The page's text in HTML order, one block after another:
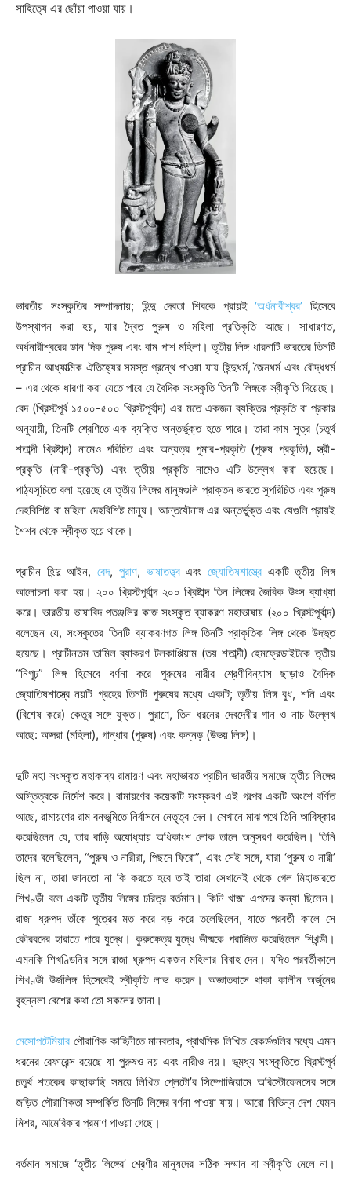
সাহিত্যে এর ছোঁয়া পাওয়া যায়।
ভারতীয় সংস্কৃতির সম্পাদনায়; হিন্দু দেবতা শিবকে প্রায়ই‘অর্ধনারীশ্বর’ হিসেবে
উপস্থাপন করা হয়, যার দ্বৈত পুরুষ ও মহিলা প্রতিকৃতি আছে। সাধারণত,
অর্ধনারীশ্বরের ডান দিক পুরুষ এবং বাম পাশ মহিলা। তৃতীয় লিঙ্গ ধারনাটি ভারতের তিনটি
প্রাচীন আধ্যাত্মিক ঐতিহ্যের সমস্ত গ্রন্থে পাওয়া যায় হিন্দুধর্ম, জৈনধর্ম এবং বৌদ্ধধর্ম
– এর থেকে ধারণা করা যেতে পারে যে বৈদিক সংস্কৃতি তিনটি লিঙ্গকে স্বীকৃতি দিয়েছে।
বেদ (খ্রিস্টপূর্ব ১৫০০-৫০০ খ্রিস্টপূর্বাব্দ) এর মতে একজন ব্যক্তির প্রকৃতি বা প্রকার
অনুযায়ী, তিনটি শ্রেণিতে এক ব্যক্তি অন্তর্ভুক্ত হতে পারে। তারা কাম সূত্র (চতুর্থ
শতাব্দী খ্রিষ্টাব্দ) নামেও পরিচিত এবং অন্যত্র পুমার-প্রকৃতি (পুরুষ প্রকৃতি), স্ত্রী-
প্রকৃতি (নারী-প্রকৃতি) এবং তৃতীয় প্রকৃতি নামেও এটি উল্লেখ করা হয়েছে।
পাঠ্যসূচিতে বলা হয়েছে যে তৃতীয় লিঙ্গের মানুষগুলি প্রাক্তন ভারতে সুপরিচিত এবং পুরুষ
দেহবিশিষ্ট বা মহিলা দেহবিশিষ্ট মানুষ। আন্তযৌনাঙ্গ এর অন্তর্ভুক্ত এবং যেগুলি প্রায়ই
শৈশব থেকে স্বীকৃত হয়ে থাকে।
প্রাচীন হিন্দু আইন,বেদ, পুরাণ, ভাষাতত্ত্বএবং জ্যোতিষশাস্ত্রেএকটি তৃতীয় লিঙ্গ
আলোচনা করা হয়। ২০০ খ্রিস্টপূর্বাব্দ ২০০ খ্রিষ্টাব্দ তিন লিঙ্গের জৈবিক উৎস ব্যাখ্যা
করে। ভারতীয় ভাষাবিদ পতঞ্জলির কাজ সংস্কৃত ব্যাকরণ মহাভাষায় (২০০ খ্রিস্টপূর্বাব্দ)
বলেছেন যে, সংস্কৃতের তিনটি ব্যাকরণগত লিঙ্গ তিনটি প্রাকৃতিক লিঙ্গ থেকে উদ্ভূত
হয়েছে। প্রাচীনতম তামিল ব্যাকরণ টলকাপ্পিয়াম (তয় শতাব্দী) হেমফ্রেডাইটকে তৃতীয়
“নিগূঢ়” লিঙ্গ হিসেবে বর্ণনা করে পুরুষের নারীর শ্রেণীবিন্যাস ছাড়াও বৈদিক
জ্যোতিষশাস্ত্রে নয়টি গ্রহের তিনটি পুরুষের মধ্যে একটি; তৃতীয় লিঙ্গ বুধ, শনি এবং
(বিশেষ করে) কেতুর সঙ্গে যুক্ত। পুরাণে, তিন ধরনের দেবদেবীর গান ও নাচ উল্লেখ
আছে: অপ্সরা (মহিলা), গান্ধার (পুরুষ) এবং কন্নড় (উভয় লিঙ্গ)।
দুটি মহা সংস্কৃত মহাকাব্য রামায়ণ এবং মহাভারত প্রাচীন ভারতীয় সমাজে তৃতীয় লিঙ্গের
অস্তিত্বকে নির্দেশ করে। রামায়ণের কয়েকটি সংস্করণ এই গল্পের একটি অংশে বর্ণিত
আছে, রামায়ণের রাম বনভূমিতে নির্বাসনে নেতৃত্ব দেন। সেখানে মাঝ পথে তিনি আবিষ্কার
করেছিলেন যে, তার বাড়ি অযোধ্যায় অধিকাংশ লোক তালে অনুসরণ করেছিল। তিনি
তাদের বলেছিলেন, “পুরুষ ও নারীরা, পিছনে ফিরো”, এবং সেই সঙ্গে, যারা ‘পুরুষ ও নারী’
ছিল না, তারা জানতো না কি করতে হবে তাই তারা সেখানেই থেকে গেল মিহাভারতে
শিখণ্ডী বলে একটি তৃতীয় লিঙ্গের চরিত্র বর্তমান। কিনি খাজা এপদের কন্যা ছিলেন।
রাজা ধ্রুপদ তাঁকে পুত্রের মত করে বড় করে তলেছিলেন, যাতে পরবর্তী কালে সে
কৌরবদের হারাতে পারে যুদ্ধে। কুরুক্ষেত্র যুদ্ধে ভীষ্মকে পরাজিত করেছিলেন শিখন্ডী।
এমনকি শিখণ্ডিনির সঙ্গে রাজা ধ্রুপদ একজন মহিলার বিবাহ দেন। যদিও পরবর্তীকালে
শিখণ্ডী উর্জলিঙ্গ হিসেবেই স্বীকৃতি লাভ করেন। অজ্ঞাতবাসে থাকা কালীন অর্জুনের
বৃহন্নলা বেশের কথা তো সকলের জানা।
মেসোপটেমিয়ার পৌরাণিক কাহিনীতে মানবতার, প্রাথমিক লিখিত রেকর্ডগুলির মধ্যে এমন
ধরনের রেফারেন্স রয়েছে যা পুরুষও নয় এবং নারীও নয়। ভূমধ্য সংস্কৃতিতে খ্রিস্টপূর্ব
চতুর্থ শতকের কাছাকাছি সময়ে লিখিত প্লেটো’র সিম্পোজিয়ামে অরিস্টোফেনসের সঙ্গে
জড়িত পৌরাণিকতা সম্পর্কিত তিনটি লিঙ্গের বর্ণনা পাওয়া যায়। আরো বিভিন্ন দেশ যেমন
মিশর, আমেরিকার প্রমাণ পাওয়া গেছে।
বর্তমান সমাজে ‘তৃতীয় লিঙ্গের’ শ্রেণীর মানুষদের সঠিক সম্মান বা স্বীকৃতি মেলে না।